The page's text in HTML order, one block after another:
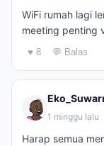
WiFi rumah lagi
meeting penting
♥ 8 💬 Balas
1 minggu lalu
Harap semua